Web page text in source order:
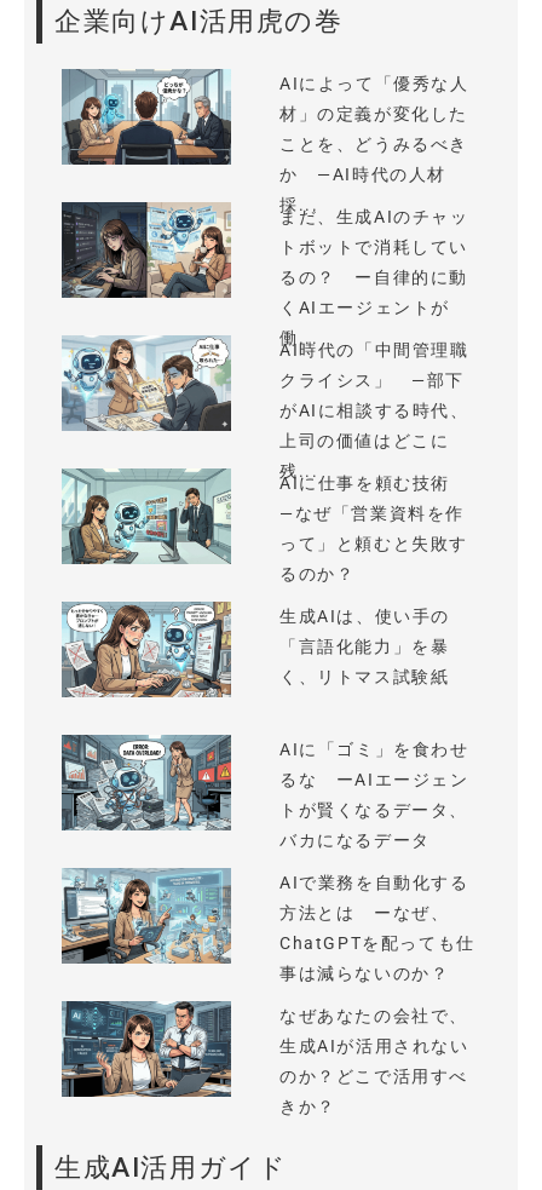
企業向けAI活用虎の巻
AIによって「優秀な人
材」の定義が変化した
ことを、どうみるべき
か —AI時代の人材
採...
まだ、生成AIのチャッ
トボットで消耗してい
るの？ ー自律的に動
くAIエージェントが
働...
AI時代の「中間管理職
クライシス」 —部下
がAIに相談する時代、
上司の価値はどこに
残...
AIに仕事を頼む技術
—なぜ「営業資料を作
って」と頼むと失敗す
るのか？
生成AIは、使い手の
「言語化能力」を暴
く、リトマス試験紙
AIに「ゴミ」を食わせ
るな ーAIエージェン
トが賢くなるデータ、
バカになるデータ
AIで業務を自動化する
方法とは ーなぜ、
ChatGPTを配っても仕
事は減らないのか？
なぜあなたの会社で、
生成AIが活用されない
のか？どこで活用すべ
きか？
生成AI活用ガイド